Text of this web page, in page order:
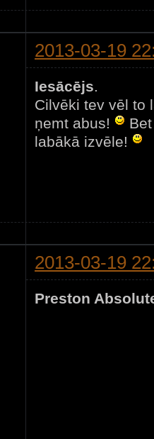
2013-03-19
Iesācējs
Cilvēki tev vēl to
ņemt abus!
labākā izvēle!
2013-03-19
Preston